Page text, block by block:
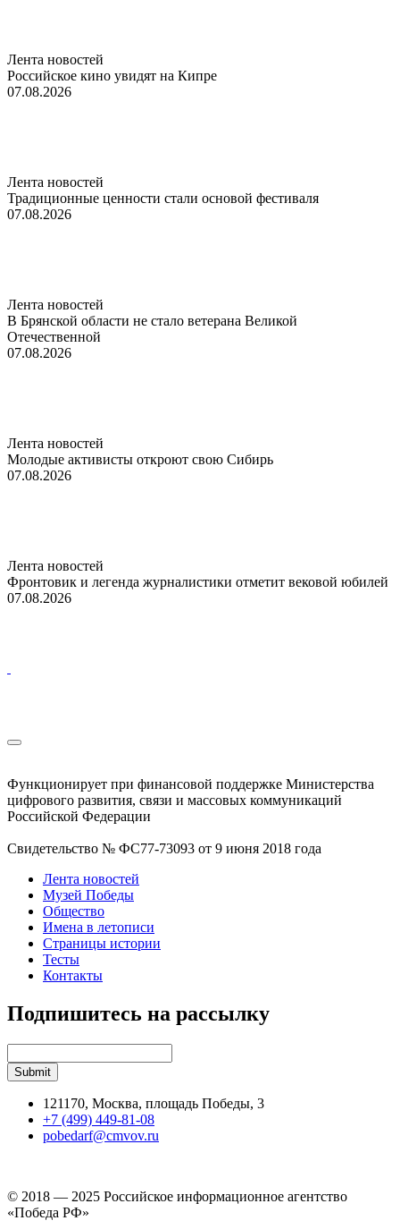
Лента новостей
Российское кино увидят на Кипре
07.08.2026
Лента новостей
Традиционные ценности стали основой фестиваля
07.08.2026
Лента новостей
В Брянской области не стало ветерана Великой
Отечественной
07.08.2026
Лента новостей
Молодые активисты откроют свою Сибирь
07.08.2026
Лента новостей
Фронтовик и легенда журналистики отметит вековой юбилей
07.08.2026
Функционирует при финансовой поддержке Министерства
цифрового развития, связи и массовых коммуникаций
Российской Федерации
Свидетельство № ФС77-73093 от 9 июня 2018 года
Лента новостей
Музей Победы
Общество
Имена в летописи
Страницы истории
Тесты
Контакты
Подпишитесь на рассылку
121170, Москва, площадь Победы, 3
+7 (499) 449-81-08
pobedarf@cmvov.ru
© 2018 — 2025 Российское информационное агентство
«Победа РФ»